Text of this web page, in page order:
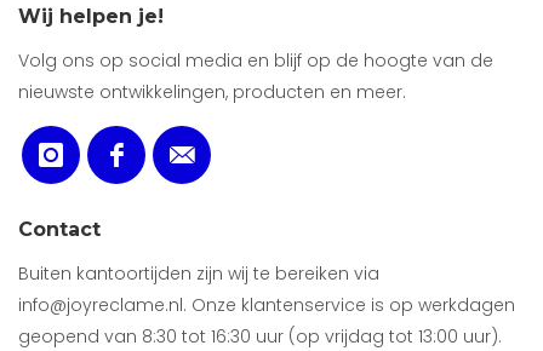
Wij helpen je!
Volg ons op social media en blijf op de hoogte van de
nieuwste ontwikkelingen, producten en meer.
Contact
Buiten kantoortijden zijn wij te bereiken via
info@joyreclame.nl. Onze klantenservice is op werkdagen
geopend van 8:30 tot 16:30 uur (op vrijdag tot 13:00 uur).